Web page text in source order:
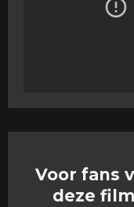
Voor fans
deze